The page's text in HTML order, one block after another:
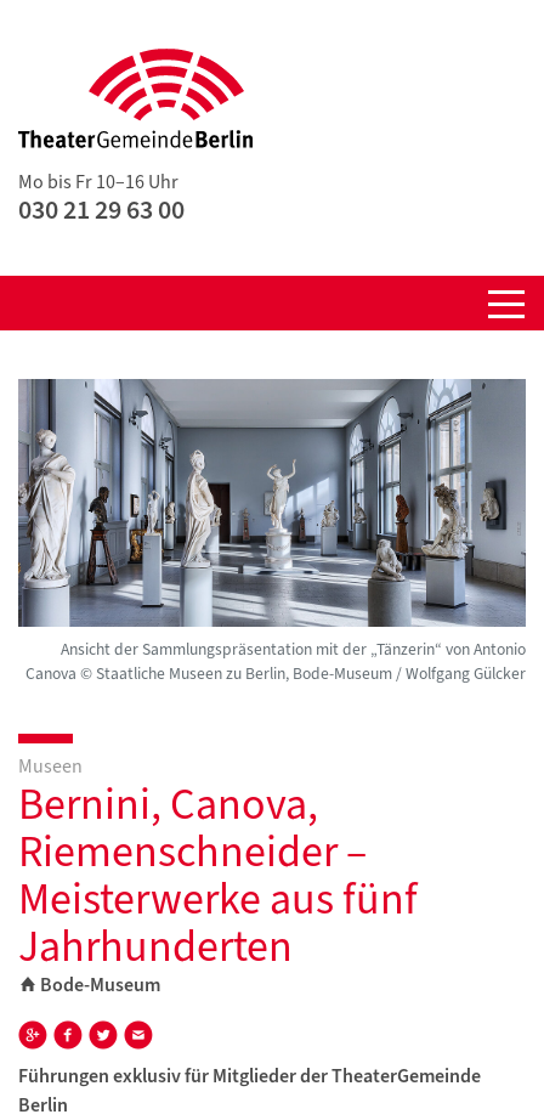
Mo bis Fr 10–16 Uhr
030 21 29 63 00
Ansicht der Sammlungspräsentation mit der „Tänzerin“ von Antonio
Canova © Staatliche Museen zu Berlin, Bode-Museum / Wolfgang Gülcker
Museen
Bernini, Canova,
Riemenschneider –
Meisterwerke aus fünf
Jahrhunderten
Bode-Museum
Führungen exklusiv für Mitglieder der TheaterGemeinde
Berlin